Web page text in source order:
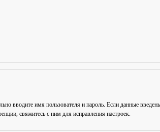
вводите имя пользователя и пароль. Если данные
свяжитесь с ним для исправления настроек.